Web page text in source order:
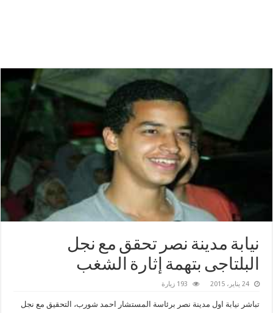
نيابة مدينة نصر تحقق مع نجل
البلتاجى بتهمة إثارة الشغب
24 يناير، 2015 193 زيارة
تباشر نيابة اول مدينة نصر برئاسة المستشار احمد شورب، التحقيق مع نجل